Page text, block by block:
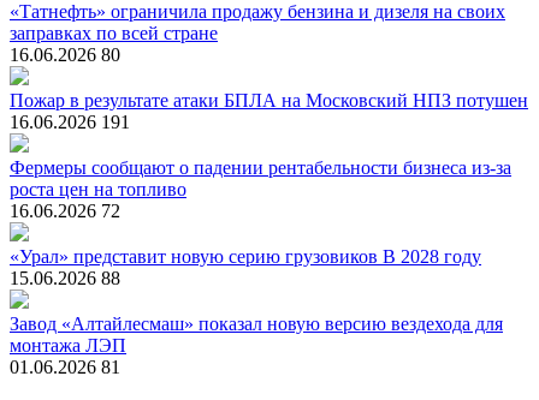
«Татнефть» ограничила продажу бензина и дизеля на своих
заправках по всей стране
16.06.2026 80
Пожар в результате атаки БПЛА на Московский НПЗ потушен
16.06.2026 191
Фермеры сообщают о падении рентабельности бизнеса из-за
роста цен на топливо
16.06.2026 72
«Урал» представит новую серию грузовиков В 2028 году
15.06.2026 88
Завод «Алтайлесмаш» показал новую версию вездехода для
монтажа ЛЭП
01.06.2026 81